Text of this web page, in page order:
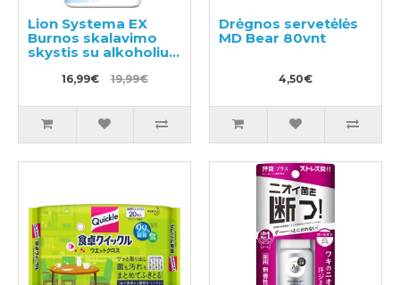
Lion Systema EX
Burnos skalavimo
skystis su alkoholiu
16,99€ 19,99€
Drėgnos servetėlės
MD Bear 80vnt
4,50€